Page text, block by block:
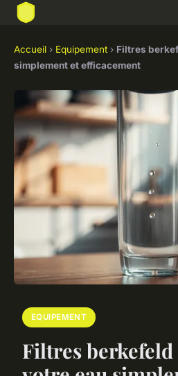
Accueil › Equipement › Filtres
simplement et efficacement
EQUIPEMENT
Filtres